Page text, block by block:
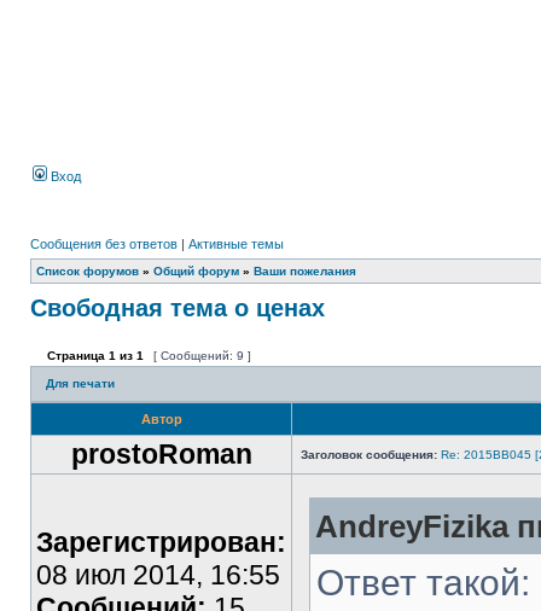
Вход
Сообщения без ответов | Активные темы
Список форумов » Общий форум » Ваши пожелания
Свободная тема о ценах
Страница 1 из 1 [ Сообщений: 9 ]
Для печати
Автор
prostoRoman Заголовок сообщения: Re: 2015ВВ045
Зарегистрирован:
08 июл 2014, 16:55
AndreyFizika
Ответ